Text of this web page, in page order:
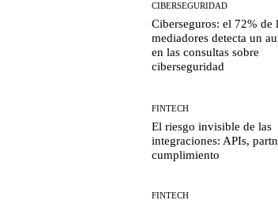
CIBERSEGURIDAD
Ciberseguros: el 72% de
mediadores detecta un
en las consultas sobre
ciberseguridad
FINTECH
El riesgo invisible de las
integraciones: APIs,
cumplimiento
FINTECH